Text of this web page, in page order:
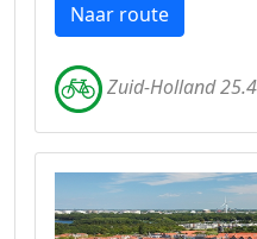
Naar route
Zuid-Holland